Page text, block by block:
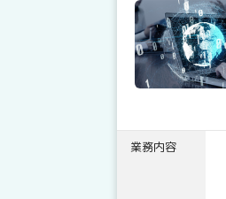
業務内容